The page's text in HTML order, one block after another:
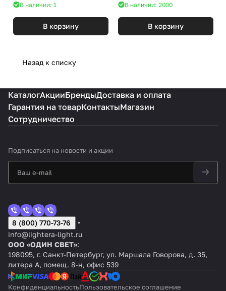
В наличии: 1
В корзину
В наличии: 2000
В корзину
Назад к списку
КаталогАкцииБрендыДоставка и оплата
Гарантия на товарКонтактыМагазин
Сотрудничество
Подписаться на новости и акции
8 (800) 770-73-76
info@lightera-light.ru
ООО «ОДИН СВЕТ»:
198095, г. Санкт-Петербург, ул. Маршала Говорова, д. 35,
литера А, помещ. 8-н, офис 539
КонфиденциальностьПользовательское соглашение